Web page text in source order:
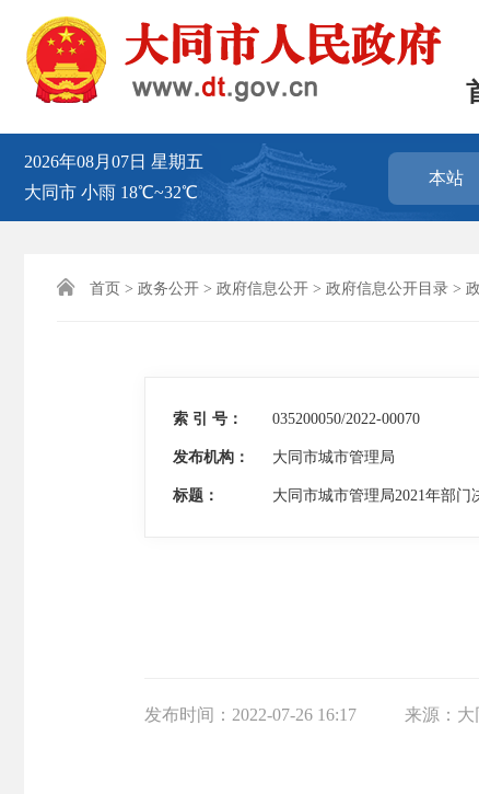
2026年08月07日 星期五
大同市 小雨 18℃~32℃
本站
 首页 > 政务公开 > 政府信息公开 > 政府信息公开目录 >
索 引 号： 035200050/2022-00070
发布机构： 大同市城市管理局
标题： 大同市城市管理局2021年部门
发布时间： 2022-07-26 16:17 来源： 大